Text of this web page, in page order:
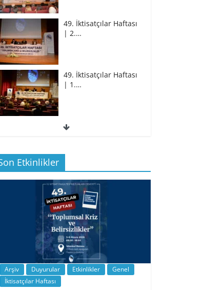
49. İktisatçılar Haftası
| 2.…
49. İktisatçılar Haftası
| 1.…
49. İktisatçılar Haftası
BİZ İKTİSATLILAR:
İÇİMİZDEN BİRİ PROF.…
Etkinlikler
Arşiv Duyurular Etkinlikler
Genel
İktisatçılar Haftası